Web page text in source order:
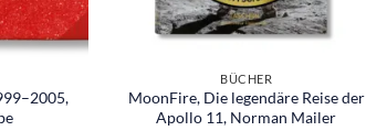
BÜCHER
MoonFire, Die legendäre Reise der
Apollo 11, Norman Mailer